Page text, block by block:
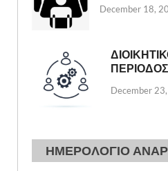
December 18,
ΠΕΡΙΟΔΟΣ
December
ΗΜΕΡΟΛΟΓΙΟ